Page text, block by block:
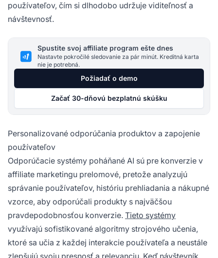
používateľov, čím si dlhodobo udržuje viditeľnosť a
návštevnosť.
Spustite svoj affiliate program ešte dnes
Nastavte pokročilé sledovanie za pár minút. Kreditná karta
nie je potrebná.
Požiadať o demo
Začať 30-dňovú bezplatnú skúšku
Personalizované odporúčania produktov a zapojenie
používateľov
Odporúčacie systémy poháňané AI sú pre konverzie v
affiliate marketingu prelomové, pretože analyzujú
správanie používateľov, históriu prehliadania a nákupné
vzorce, aby odporúčali produkty s najväčšou
pravdepodobnosťou konverzie. Tieto systémy
využívajú sofistikované algoritmy strojového učenia,
ktoré sa učia z každej interakcie používateľa a neustále